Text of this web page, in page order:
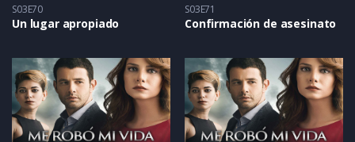
S03E70
Un lugar apropiado
S03E71
Confirmación de asesinato